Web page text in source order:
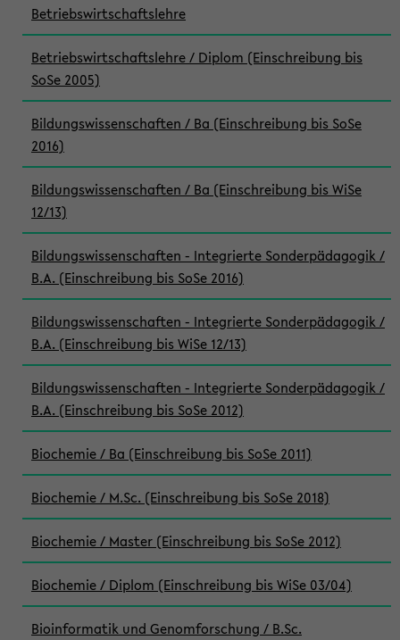
Betriebswirtschaftslehre
Betriebswirtschaftslehre / Diplom (Einschreibung bis
SoSe 2005)
Bildungswissenschaften / Ba (Einschreibung bis SoSe
2016)
Bildungswissenschaften / Ba (Einschreibung bis WiSe
12/13)
Bildungswissenschaften - Integrierte Sonderpädagogik /
B.A. (Einschreibung bis SoSe 2016)
Bildungswissenschaften - Integrierte Sonderpädagogik /
B.A. (Einschreibung bis WiSe 12/13)
Bildungswissenschaften - Integrierte Sonderpädagogik /
B.A. (Einschreibung bis SoSe 2012)
Biochemie / Ba (Einschreibung bis SoSe 2011)
Biochemie / M.Sc. (Einschreibung bis SoSe 2018)
Biochemie / Master (Einschreibung bis SoSe 2012)
Biochemie / Diplom (Einschreibung bis WiSe 03/04)
Bioinformatik und Genomforschung / B.Sc.